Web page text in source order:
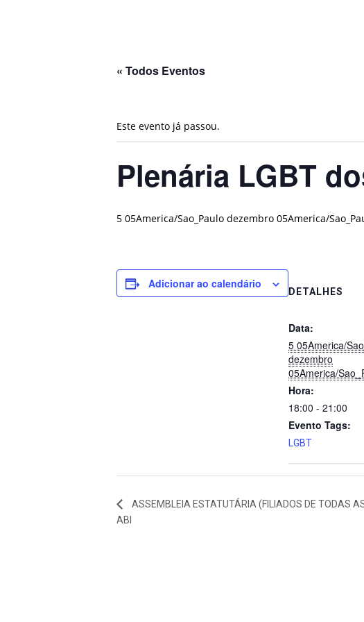
« Todos Eventos
Este evento já passou.
Plenária LGBT
5 05America/Sao_Paulo dezembro 05America/
Adicionar ao calendário
DETALHES
Data:
5 05America/
dezembro
05America/
Hora:
18:00 - 21:00
Evento Tags:
LGBT
ASSEMBLEIA ESTATUTÁRIA (FILIADOS DE TODAS
ABI